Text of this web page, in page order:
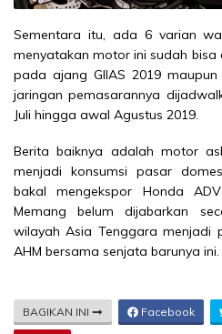
Sementara itu, ada 6 varian
menyatakan motor ini sudah bisa
pada ajang GIIAS 2019
jaringan pemasarannya
Juli hingga awal Agustus 2019.
Berita baiknya adalah motor
menjadi konsumsi pasar
bakal mengekspor Honda
Memang belum dijabarkan
wilayah Asia Tenggara menjadi
AHM bersama senjata barunya
BAGIKAN INI Facebook